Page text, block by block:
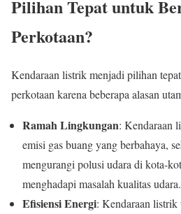
Pilihan Tepat untuk
Perkotaan?
Kendaraan listrik menjadi pilihan
perkotaan karena beberapa alasan
Ramah Lingkungan: Kendaraan
emisi gas buang yang berbahaya,
mengurangi polusi udara di kota-
menghadapi masalah kualitas udara.
Efisiensi Energi: Kendaraan